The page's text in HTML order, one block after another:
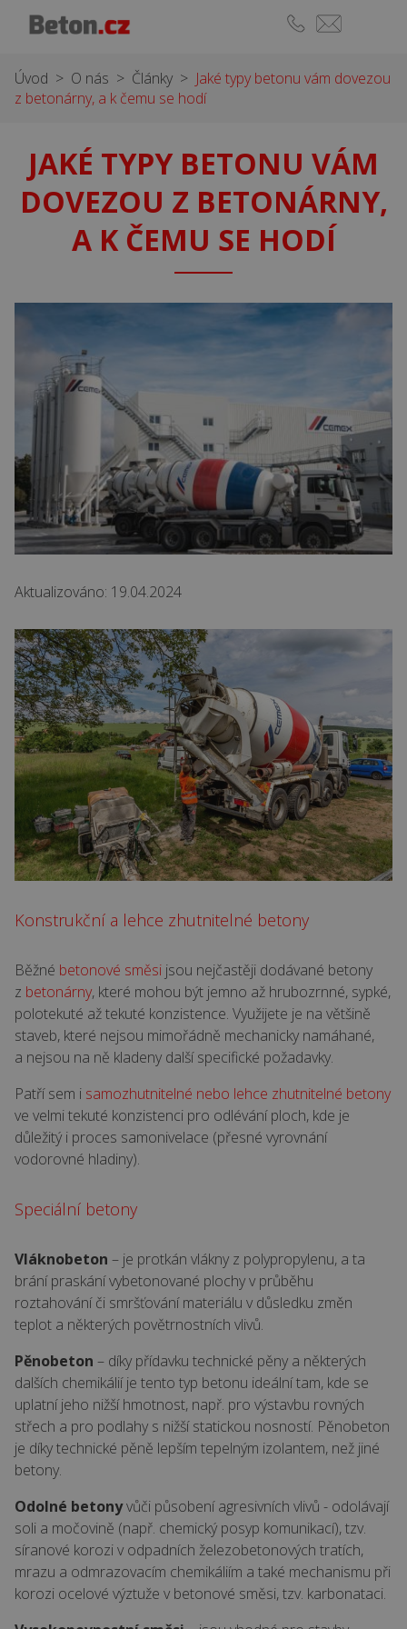
Úvod > O nás > Články > Jaké typy betonu vám dovezou
z betonárny, a k čemu se hodí
JAKÉ TYPY BETONU VÁM
DOVEZOU Z BETONÁRNY,
A K ČEMU SE HODÍ
Aktualizováno: 19.04.2024
Konstrukční a lehce zhutnitelné betony
Běžné betonové směsi jsou nejčastěji dodávané betony
z betonárny, které mohou být jemno až hrubozrnné, sypké,
polotekuté až tekuté konzistence. Využijete je na většině
staveb, které nejsou mimořádně mechanicky namáhané,
a nejsou na ně kladeny další specifické požadavky.
Patří sem i samozhutnitelné nebo lehce zhutnitelné betony
ve velmi tekuté konzistenci pro odlévání ploch, kde je
důležitý i proces samonivelace (přesné vyrovnání
vodorovné hladiny).
Speciální betony
Vláknobeton – je protkán vlákny z polypropylenu, a ta
brání praskání vybetonované plochy v průběhu
roztahování či smršťování materiálu v důsledku změn
teplot a některých povětrnostních vlivů.
Pěnobeton – díky přídavku technické pěny a některých
dalších chemikálií je tento typ betonu ideální tam, kde se
uplatní jeho nižší hmotnost, např. pro výstavbu rovných
střech a pro podlahy s nižší statickou nosností. Pěnobeton
je díky technické pěně lepším tepelným izolantem, než jiné
betony.
Odolné betonyvůči působení agresivních vlivů - odolávají
soli a močovině (např. chemický posyp komunikací), tzv.
síranové korozi v odpadních železobetonových tratích,
mrazu a odmrazovacím chemikáliím a také mechanismu při
korozi ocelové výztuže v betonové směsi, tzv. karbonataci.